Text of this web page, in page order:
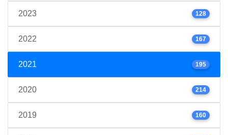
2023 128
2022 167
2021 195
2020 214
2019 160